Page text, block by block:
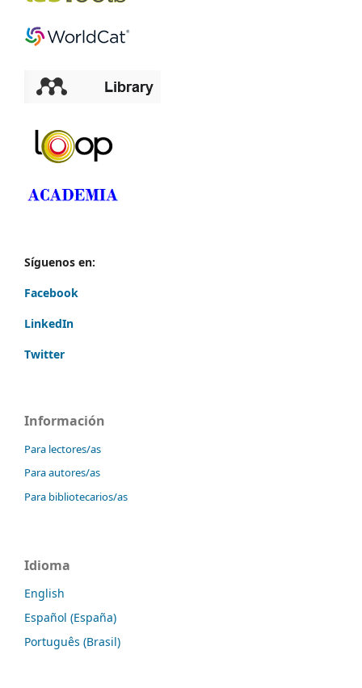
Síguenos en:
Facebook
LinkedIn
Twitter
Información
Para lectores/as
Para autores/as
Para bibliotecarios/as
Idioma
English
Español (España)
Português (Brasil)